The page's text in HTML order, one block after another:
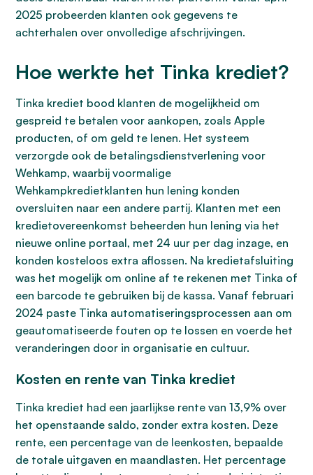
2025 probeerden klanten ook gegevens te
achterhalen over onvolledige afschrijvingen.
Hoe werkte het Tinka krediet?
Tinka krediet bood klanten de mogelijkheid om
gespreid te betalen voor aankopen, zoals Apple
producten, of om geld te lenen. Het systeem
verzorgde ook de betalingsdienstverlening voor
Wehkamp, waarbij voormalige
Wehkampkredietklanten hun lening konden
oversluiten naar een andere partij. Klanten met een
kredietovereenkomst beheerden hun lening via het
nieuwe online portaal, met 24 uur per dag inzage, en
konden kosteloos extra aflossen. Na kredietafsluiting
was het mogelijk om online af te rekenen met Tinka of
een barcode te gebruiken bij de kassa. Vanaf februari
2024 paste Tinka automatiseringsprocessen aan om
geautomatiseerde fouten op te lossen en voerde het
veranderingen door in organisatie en cultuur.
Kosten en rente van Tinka krediet
Tinka krediet had een jaarlijkse rente van 13,9% over
het openstaande saldo, zonder extra kosten. Deze
rente, een percentage van de leenkosten, bepaalde
de totale uitgaven en maandlasten. Het percentage